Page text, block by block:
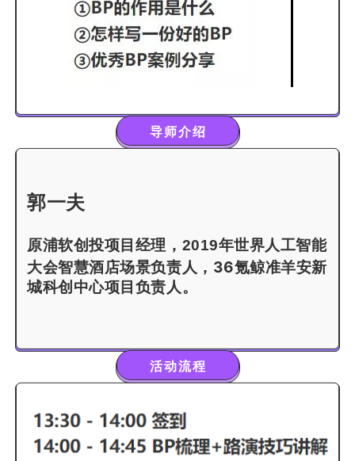
导师介绍
郭一夫
原浦软创投项目经理，2019年世界人工智能
大会智慧酒店场景负责人， 36氪鲸准羊安新
城科创中心项目负责人。
活动流程